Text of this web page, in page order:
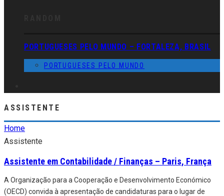
PORTUGUESES PELO MUNDO – FORTALEZA, BRASIL
PORTUGUESES PELO MUNDO
ASSISTENTE
Home
Assistente
Assistente em Contabilidade / Finanças – Paris, França
A Organização para a Cooperação e Desenvolvimento Económico
(OECD) convida à apresentação de candidaturas para o lugar de